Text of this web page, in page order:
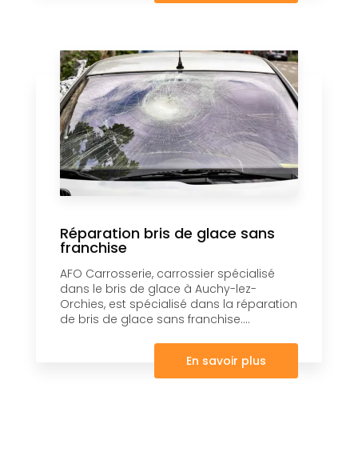
Réparation bris de glace sans
franchise
AFO Carrosserie, carrossier spécialisé
dans le bris de glace à Auchy-lez-
Orchies, est spécialisé dans la réparation
de bris de glace sans franchise....
En savoir plus